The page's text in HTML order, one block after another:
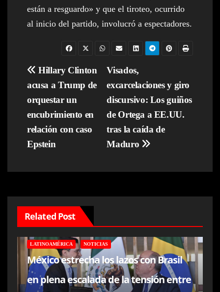
están a resguardo» y que el tiroteo, ocurrido
al inicio del partido, involucró a espectadores.
Navegación
de
entradas
Visados,
excarcelaciones y giro
discursivo: Los guiños
de Ortega a EE.UU.
tras la caída de
Maduro
Hillary Clinton
acusa a Trump de
orquestar un
encubrimiento en
relación con caso
Epstein
Related Post
LATINOAMÉRICA NOTICIAS
México estrecha los lazos con Brasil
en plena escalada de la tensión entre